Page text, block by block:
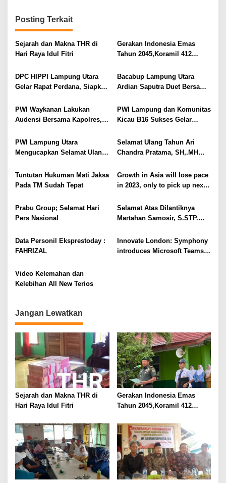
a
s
i
p
o
s
Posting Terkait
Sejarah dan Makna THR di
Hari Raya Idul Fitri
Gerakan Indonesia Emas
Tahun 2045,Koramil 412
Kotabumi
DPC HIPPI Lampung Utara
Gelar Rapat Perdana, Siapkan
Bacabup Lampung Utara
Ardian Saputra Duet Bersama
di Empat Kecamatan
PWI Waykanan Lakukan
Audensi Bersama Kapolres,
Kerjasama Pers dan Polri
Sangat Penting Untuk
PWI Lampung dan Komunitas
Kicau B16 Sukses Gelar
PWI Lampung Utara
Mengucapkan Selamat Ulang
S.H
Selamat Ulang Tahun Ari
Chandra Pratama, SH,.MH
Tanggamus)
Tuntutan Hukuman Mati Jaksa
Pada TM Sudah Tepat
Growth in Asia will lose pace
in 2023, only to pick up next
Prabu Group; Selamat Hari
Pers Nasional
Selamat Atas Dilantiknya
Martahan Samosir, S.STP.
Kabupaten Lampung Utara
Data Personil Eksprestoday :
FAHRIZAL
Innovate London: Symphony
introduces Microsoft Teams
Video Kelemahan dan
Kelebihan All New Terios
Jangan Lewatkan
Sejarah dan Makna THR di
Hari Raya Idul Fitri
Gerakan Indonesia Emas
Tahun 2045,Koramil 412
Kotabumi